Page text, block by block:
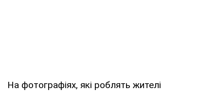
На фотографіях, які роблять жителі